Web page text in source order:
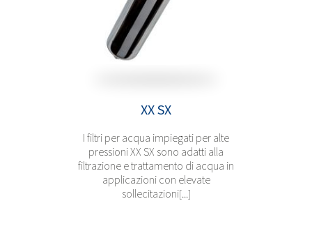
XX SX
I filtri per acqua impiegati per alte
pressioni XX SX sono adatti alla
filtrazione e trattamento di acqua in
applicazioni con elevate
sollecitazioni[...]